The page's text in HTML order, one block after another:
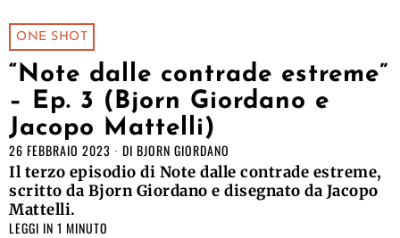
ONE SHOT
“Note dalle contrade estreme”
– Ep. 3 (Bjorn Giordano e
Jacopo Mattelli)
26 FEBBRAIO 2023 DI BJORN GIORDANO
Il terzo episodio di Note dalle contrade estreme,
scritto da Bjorn Giordano e disegnato da Jacopo
Mattelli.
LEGGI IN 1 MINUTO